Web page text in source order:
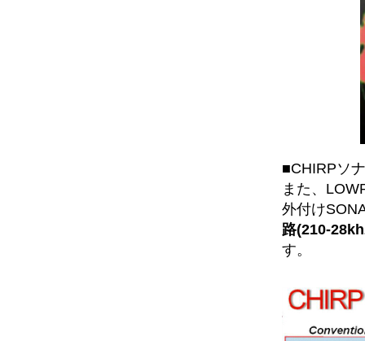
■CHIRPソ
また、
外付け
路(210-
す。